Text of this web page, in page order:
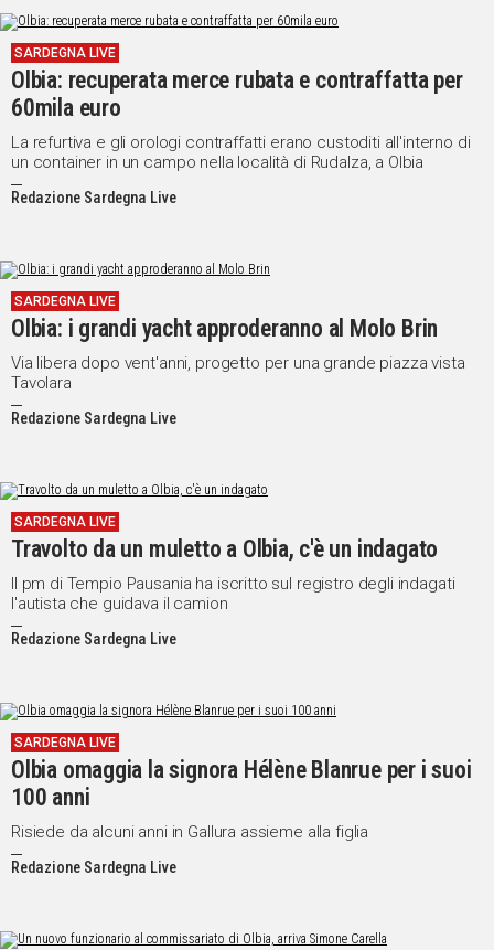
SARDEGNA LIVE
Olbia: recuperata merce rubata e contraffatta per
60mila euro
La refurtiva e gli orologi contraffatti erano custoditi all'interno di
un container in un campo nella località di Rudalza, a Olbia
Redazione Sardegna Live
SARDEGNA LIVE
Olbia: i grandi yacht approderanno al Molo Brin
Via libera dopo vent'anni, progetto per una grande piazza vista
Tavolara
Redazione Sardegna Live
SARDEGNA LIVE
Travolto da un muletto a Olbia, c'è un indagato
Il pm di Tempio Pausania ha iscritto sul registro degli indagati
l'autista che guidava il camion
Redazione Sardegna Live
SARDEGNA LIVE
Olbia omaggia la signora Hélène Blanrue per i suoi
100 anni
Risiede da alcuni anni in Gallura assieme alla figlia
Redazione Sardegna Live